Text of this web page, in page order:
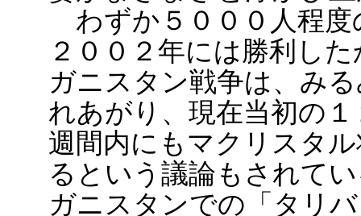
わずか５０００人程度
２００２年には勝利し
ガニスタン戦争は、み
れあがり、現在当初の
週間内にもマクリスタ
るという議論もされて
ガニスタンでの「タリ